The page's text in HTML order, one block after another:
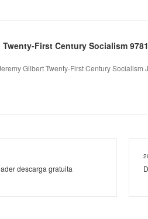
First Century Socialism
Gilbert Twenty-First Century
descarga gratuita